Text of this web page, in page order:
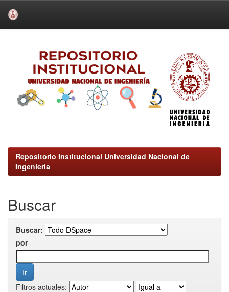
Repositorio Institucional Universidad Nacional de
Ingeniería
Buscar
Buscar:
por
Filtros actuales: